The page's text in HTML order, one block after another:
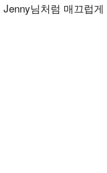
Jenny님처럼 매끄럽게